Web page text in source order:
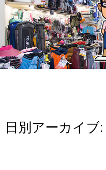
日別アーカイブ: